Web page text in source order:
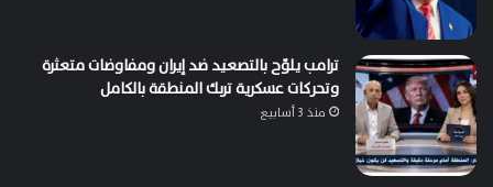
ترامب يلوّح بالتصعيد ضد إيران ومفاوضات متعثرة
وتحركات عسكرية تربك المنطقة بالكامل
منذ 3 أسابيع